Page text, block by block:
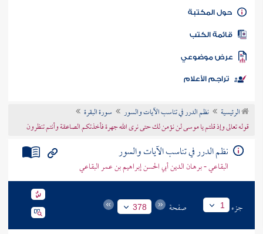
كتاب الأمة
المكتبة
الكتب
موضوعي
تراجم الأعلام
الرئيسية نظم الدرر في تناسب الآيات والسور
سورة البقرة
قوله تعالى وإذ قلتم يا موسى لن نؤمن لك حتى نرى الله جهرة فأخذتكم الصاعقة وأنتم تنظرون
نظم الدرر في تناسب الآيات والسور
البقاعي - برهان الدين أبي الحسن إبراهيم بن عمر البقاعي
جزء 1 صفحة 378